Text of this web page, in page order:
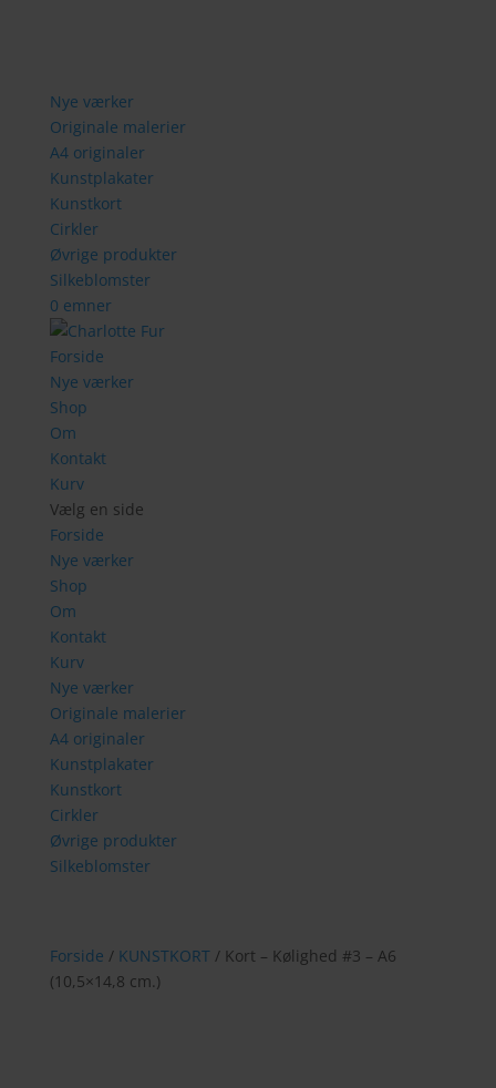
Nye værker
Originale malerier
A4 originaler
Kunstplakater
Kunstkort
Cirkler
Øvrige produkter
Silkeblomster
0 emner
Forside
Nye værker
Shop
Om
Kontakt
Kurv
Vælg en side
Forside
Nye værker
Shop
Om
Kontakt
Kurv
Nye værker
Originale malerier
A4 originaler
Kunstplakater
Kunstkort
Cirkler
Øvrige produkter
Silkeblomster
Forside / KUNSTKORT/ Kort – Kølighed #3 – A6
(10,5×14,8 cm.)